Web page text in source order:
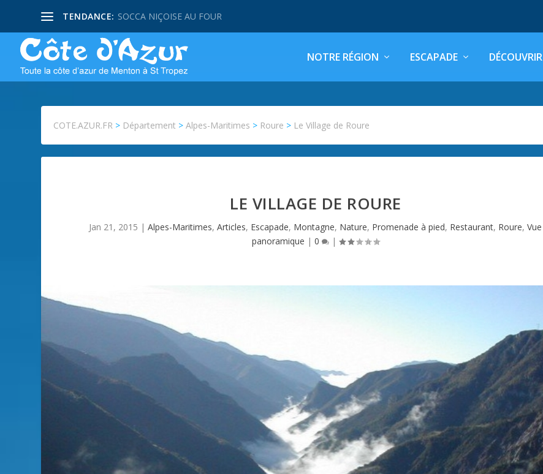
TENDANCE: SOCCA NIÇOISE AU FOUR
NOTRE RÉGION ESCAPADE DÉCOUVRIR
COTE.AZUR.FR > Département >Alpes-Maritimes > Roure > Le Village de Roure
LE VILLAGE DE ROURE
Jan 21, 2015 |Alpes-Maritimes,Articles, Escapade, Montagne, Nature, Promenade à pied, Restaurant, Roure,Vue
panoramique | 0 |